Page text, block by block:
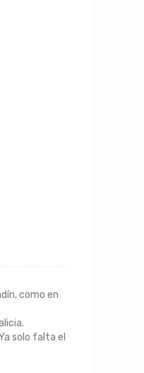
como en
solo falta el